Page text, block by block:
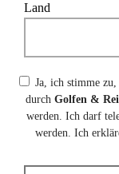
Land
Ja, ich stimme
durch Golfen &
werden. Ich darf
werden. Ich